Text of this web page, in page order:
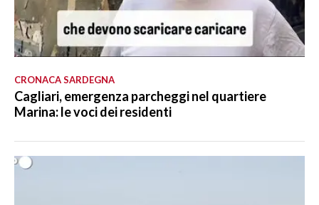
CRONACA SARDEGNA
Cagliari, emergenza parcheggi nel quartiere
Marina: le voci dei residenti